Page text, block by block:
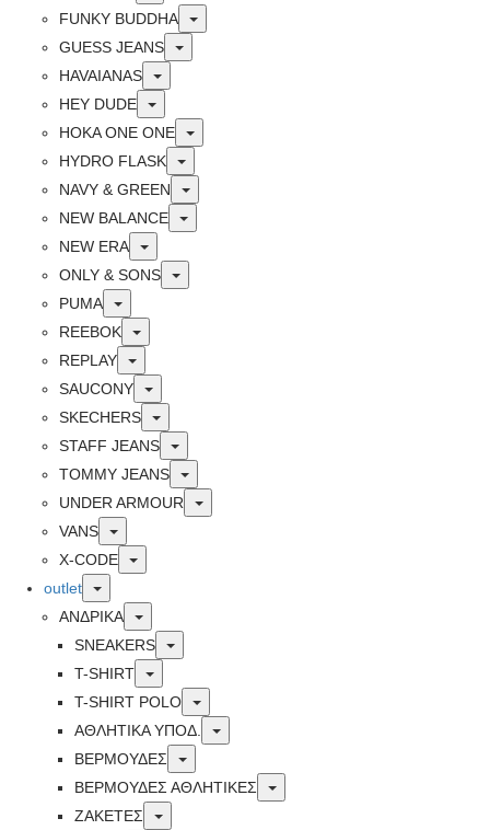
FUNKY BUDDHA
Toggle
GUESS JEANS
Toggle
HAVAIANAS
Toggle
HEY DUDE
Toggle
HOKA ONE ONE
Toggle
HYDRO FLASK
Toggle
NAVY & GREEN
Toggle
NEW BALANCE
Toggle
NEW ERA
Toggle
ONLY & SONS
Toggle
PUMA
Toggle
REEBOK
Toggle
REPLAY
Toggle
SAUCONY
Toggle
SKECHERS
Toggle
STAFF JEANS
Toggle
TOMMY JEANS
Toggle
UNDER ARMOUR
Toggle
VANS
Toggle
X-CODE
Toggle
outlet
Toggle
ΑΝΔΡΙΚΑ
Toggle
SNEAKERS
Toggle
T-SHIRT
Toggle
T-SHIRT POLO
Toggle
ΑΘΛΗΤΙΚΑ ΥΠΟΔ.
Toggle
ΒΕΡΜΟΥΔΕΣ
Toggle
ΒΕΡΜΟΥΔΕΣ ΑΘΛΗΤΙΚΕΣ
Toggle
ΖΑΚΕΤΕΣ
Toggle